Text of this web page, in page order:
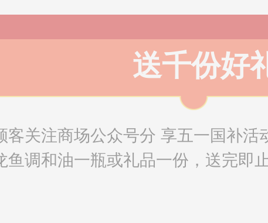
送千份好
客关注商场公众号分 享五一国补活
鱼调和油一瓶或礼品一份，送完即止